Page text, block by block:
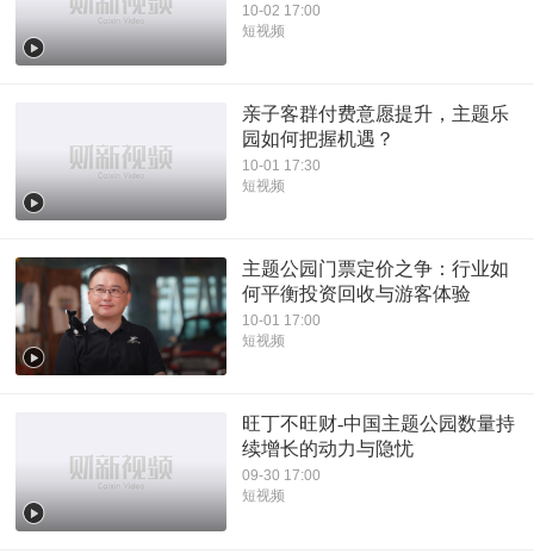
10-02 17:00
短视频
亲子客群付费意愿提升，主题乐
园如何把握机遇？
10-01 17:30
短视频
主题公园门票定价之争：行业如
何平衡投资回收与游客体验
10-01 17:00
短视频
旺丁不旺财-中国主题公园数量持
续增长的动力与隐忧
09-30 17:00
短视频